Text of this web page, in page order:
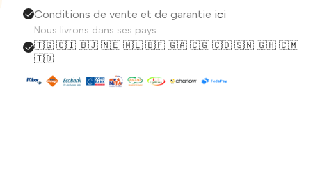
Conditions de vente et de garantie ici
Nous livrons dans ses pays :
🇹🇬 🇨🇮 🇧🇯 🇳🇪 🇲🇱 🇧🇫 🇬🇦 🇨🇬 🇨🇩 🇸🇳 🇬🇭 🇨🇲
🇹🇩